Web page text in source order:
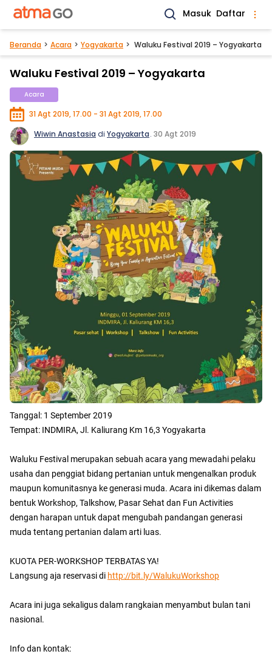
Masuk Daftar
Beranda Acara Yogyakarta Waluku Festival 2019 – Yogyakarta
Waluku Festival 2019 – Yogyakarta
Acara
31 Agt 2019, 17.00 - 31 Agt 2019, 17.00
Wiwin Anastasia di Yogyakarta. 30 Agt 2019
Tanggal: 1 September 2019
Tempat: INDMIRA, Jl. Kaliurang Km 16,3 Yogyakarta
Waluku Festival merupakan sebuah acara yang mewadahi pelaku
usaha dan penggiat bidang pertanian untuk mengenalkan produk
maupun komunitasnya ke generasi muda. Acara ini dikemas dalam
bentuk Workshop, Talkshow, Pasar Sehat dan Fun Activities
dengan harapan untuk dapat mengubah pandangan generasi
muda tentang pertanian dalam arti luas.
KUOTA PER-WORKSHOP TERBATAS YA!
Langsung aja reservasi di http://bit.ly/WalukuWorkshop
Acara ini juga sekaligus dalam rangkaian menyambut bulan tani
nasional.
Info dan kontak: